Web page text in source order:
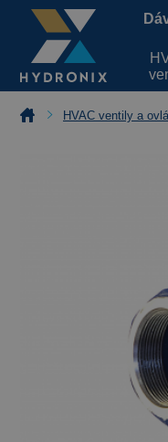
HVAC ventily a